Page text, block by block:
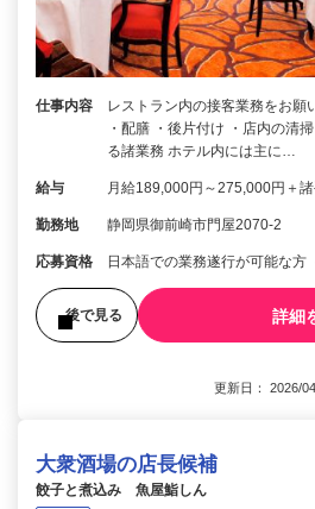
仕事内容
レストラン内の接客業務をお
・配膳 ・後片付け ・店内の清
る諸業務 ホテル内には主に…
給与 月給189,000円～275,000円＋
勤務地 静岡県御前崎市門屋2070-2
応募資格 日本語での業務遂行が可能な方
後で見る 詳細
更新日： 2026/
大衆酒場の店長候補
餃子と煮込み 魚屋鮨しん